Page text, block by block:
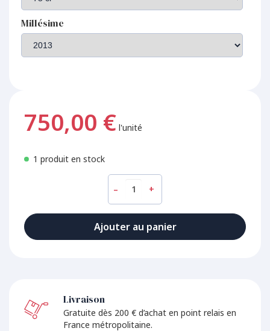
Millésime
750,00 € l'unité
1 produit en stock
– +
Ajouter au panier
Livraison
Gratuite dès 200 € d’achat en point relais en
France métropolitaine.